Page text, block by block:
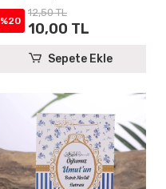
%20
12,50 TL
10,00 TL
Sepete Ekle